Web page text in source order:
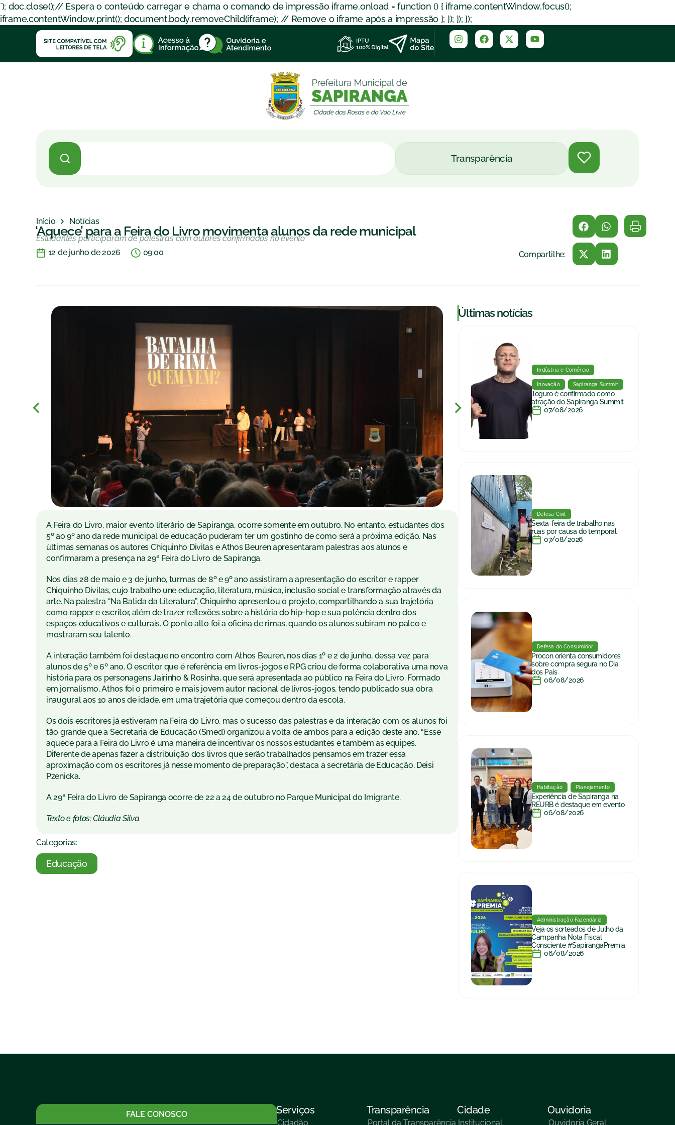
`); doc.close();// Espera o conteúdo carregar e chama o comando de impressão iframe.onload = function () { iframe.contentWindow.focus();
iframe.contentWindow.print(); document.body.removeChild(iframe); // Remove o iframe após a impressão }; }); }); });
Transparência
Início Notícias
‘Aquece’ para a Feira do Livro movimenta alunos da rede municipal
Estudantes participaram de palestras com autores confirmados no evento
12 de junho de 2026
09:00 Compartilhe:
A Feira do Livro, maior evento literário de Sapiranga, ocorre somente em outubro. No entanto, estudantes dos
5º ao 9º ano da rede municipal de educação puderam ter um gostinho de como será a próxima edição. Nas
últimas semanas os autores Chiquinho Divilas e Athos Beuren apresentaram palestras aos alunos e
confirmaram a presença na 29ª Feira do Livro de Sapiranga.
Nos dias 28 de maio e 3 de junho, turmas de 8º e 9º ano assistiram a apresentação do escritor e rapper
Chiquinho Divilas, cujo trabalho une educação, literatura, música, inclusão social e transformação através da
arte. Na palestra “Na Batida da Literatura”, Chiquinho apresentou o projeto, compartilhando a sua trajetória
como rapper e escritor, além de trazer reflexões sobre a história do hip-hop e sua potência dentro dos
espaços educativos e culturais. O ponto alto foi a oficina de rimas, quando os alunos subiram no palco e
mostraram seu talento.
A interação também foi destaque no encontro com Athos Beuren, nos dias 1º e 2 de junho, dessa vez para
alunos de 5º e 6º ano. O escritor que é referência em livros-jogos e RPG criou de forma colaborativa uma nova
história para os personagens Jairinho & Rosinha, que será apresentada ao público na Feira do Livro. Formado
em jornalismo, Athos foi o primeiro e mais jovem autor nacional de livros-jogos, tendo publicado sua obra
inaugural aos 10 anos de idade, em uma trajetória que começou dentro da escola.
Os dois escritores já estiveram na Feira do Livro, mas o sucesso das palestras e da interação com os alunos foi
tão grande que a Secretaria de Educação (Smed) organizou a volta de ambos para a edição deste ano. “Esse
aquece para a Feira do Livro é uma maneira de incentivar os nossos estudantes e também as equipes.
Diferente de apenas fazer a distribuição dos livros que serão trabalhados pensamos em trazer essa
aproximação com os escritores já nesse momento de preparação”, destaca a secretária de Educação, Deisi
Pzenicka.
A 29ª Feira do Livro de Sapiranga ocorre de 22 a 24 de outubro no Parque Municipal do Imigrante.
Texto e fotos: Cláudia Silva
Categorias:
Educação
|Últimas notícias
Indústria e Comércio
Inovação Sapiranga Summit
Toguro é confirmado como
atração do Sapiranga Summit
07/08/2026
Defesa Civil
Sexta-feira de trabalho nas
ruas por causa do temporal
07/08/2026
Defesa do Consumidor
Procon orienta consumidores
sobre compra segura no Dia
dos Pais
06/08/2026
Habitação Planejamento
Experiência de Sapiranga na
REURB é destaque em evento
06/08/2026
Administração Fazendária
Veja os sorteados de Julho da
Campanha Nota Fiscal
Consciente #SapirangaPremia
06/08/2026
FALE CONOSCO Serviços
Cidadão
Transparência
Portal da Transparência
Cidade
Institucional
Ouvidoria
Ouvidoria Geral